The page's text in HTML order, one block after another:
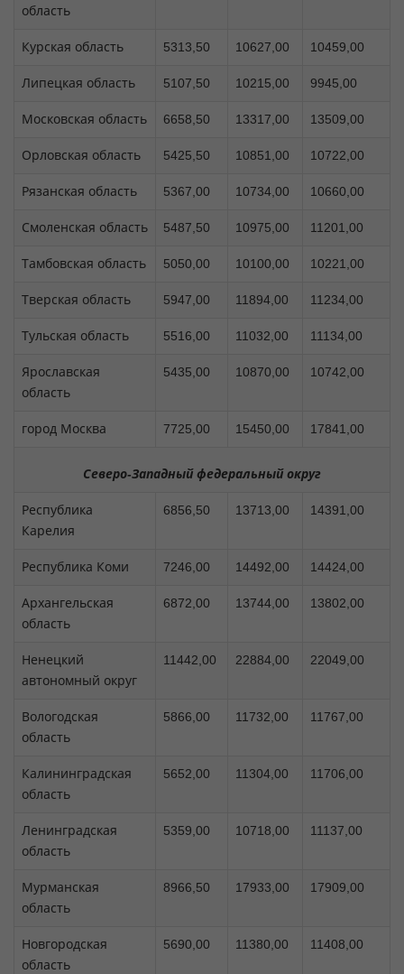
область
Курская область 5313,50 10627,00 10459,00
Липецкая область 5107,50 10215,00 9945,00
Московская область 6658,50 13317,00 13509,00
Орловская область 5425,50 10851,00 10722,00
Рязанская область 5367,00 10734,00 10660,00
Смоленская область 5487,50 10975,00 11201,00
Тамбовская область 5050,00 10100,00 10221,00
Тверская область 5947,00 11894,00 11234,00
Тульская область 5516,00 11032,00 11134,00
Ярославская
область
5435,00 10870,00 10742,00
город Москва 7725,00 15450,00 17841,00
Северо-Западный федеральный округ
Республика
Карелия
6856,50 13713,00 14391,00
Республика Коми 7246,00 14492,00 14424,00
Архангельская
область
6872,00 13744,00 13802,00
Ненецкий
автономный округ
11442,00 22884,00 22049,00
Вологодская
область
5866,00 11732,00 11767,00
Калининградская
область
5652,00 11304,00 11706,00
Ленинградская
область
5359,00 10718,00 11137,00
Мурманская
область
8966,50 17933,00 17909,00
Новгородская
область
5690,00 11380,00 11408,00